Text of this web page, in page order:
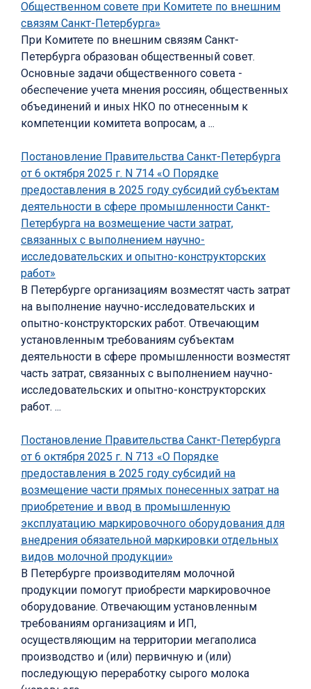
Общественном совете при Комитете по внешним
связям Санкт-Петербурга»
При Комитете по внешним связям Санкт-
Петербурга образован общественный совет.
Основные задачи общественного совета -
обеспечение учета мнения россиян, общественных
объединений и иных НКО по отнесенным к
компетенции комитета вопросам, а ...
Постановление Правительства Санкт-Петербурга
от 6 октября 2025 г. N 714 «О Порядке
предоставления в 2025 году субсидий субъектам
деятельности в сфере промышленности Санкт-
Петербурга на возмещение части затрат,
связанных с выполнением научно-
исследовательских и опытно-конструкторских
работ»
В Петербурге организациям возместят часть затрат
на выполнение научно-исследовательских и
опытно-конструкторских работ. Отвечающим
установленным требованиям субъектам
деятельности в сфере промышленности возместят
часть затрат, связанных с выполнением научно-
исследовательских и опытно-конструкторских
работ. ...
Постановление Правительства Санкт-Петербурга
от 6 октября 2025 г. N 713 «О Порядке
предоставления в 2025 году субсидий на
возмещение части прямых понесенных затрат на
приобретение и ввод в промышленную
эксплуатацию маркировочного оборудования для
внедрения обязательной маркировки отдельных
видов молочной продукции»
В Петербурге производителям молочной
продукции помогут приобрести маркировочное
оборудование. Отвечающим установленным
требованиям организациям и ИП,
осуществляющим на территории мегаполиса
производство и (или) первичную и (или)
последующую переработку сырого молока